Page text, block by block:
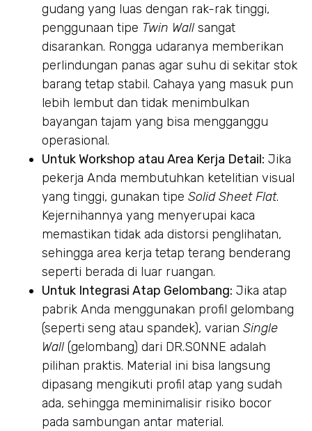
gudang yang luas dengan rak-rak tinggi,
penggunaan tipe Twin Wall sangat
disarankan. Rongga udaranya memberikan
perlindungan panas agar suhu di sekitar stok
barang tetap stabil. Cahaya yang masuk pun
lebih lembut dan tidak menimbulkan
bayangan tajam yang bisa mengganggu
operasional.
Untuk Workshop atau Area Kerja Detail: Jika
pekerja Anda membutuhkan ketelitian visual
yang tinggi, gunakan tipe Solid Sheet Flat.
Kejernihannya yang menyerupai kaca
memastikan tidak ada distorsi penglihatan,
sehingga area kerja tetap terang benderang
seperti berada di luar ruangan.
Untuk Integrasi Atap Gelombang: Jika atap
pabrik Anda menggunakan profil gelombang
(seperti seng atau spandek), varian Single
Wall (gelombang) dari DR.SONNE adalah
pilihan praktis. Material ini bisa langsung
dipasang mengikuti profil atap yang sudah
ada, sehingga meminimalisir risiko bocor
pada sambungan antar material.